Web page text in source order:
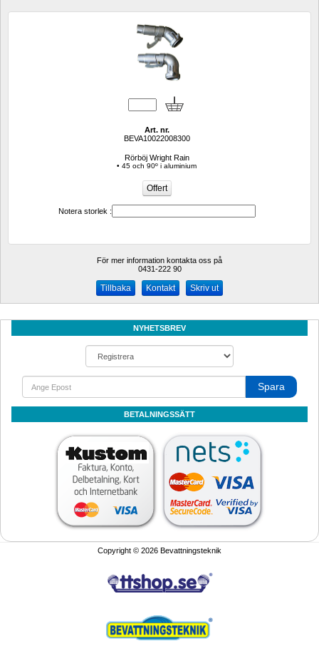
Art. nr.
BEVA10022008300
Rörböj Wright Rain
• 45 och 90º i aluminium
Notera storlek :
För mer information kontakta oss på
0431-222 90
Kontakt Skriv ut
NYHETSBREV
Spara
BETALNINGSSÄTT
Copyright © 2026 Bevattningsteknik